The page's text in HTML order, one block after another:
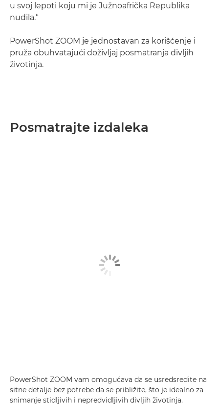
u svoj lepoti koju mi je Južnoafrička Republika
nudila.“
PowerShot ZOOM je jednostavan za korišćenje i
pruža obuhvatajući doživljaj posmatranja divljih
životinja.
Posmatrajte izdaleka
PowerShot ZOOM vam omogućava da se usredsredite na
sitne detalje bez potrebe da se približite, što je idealno za
snimanje stidljivih i nepredvidljivih divljih životinja.